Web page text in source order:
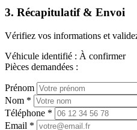
3. Récapitulatif & Envoi
Vérifiez vos informations et
Véhicule identifié : À confirmer
Pièces demandées :
Prénom
Nom *
Téléphone *
Email *